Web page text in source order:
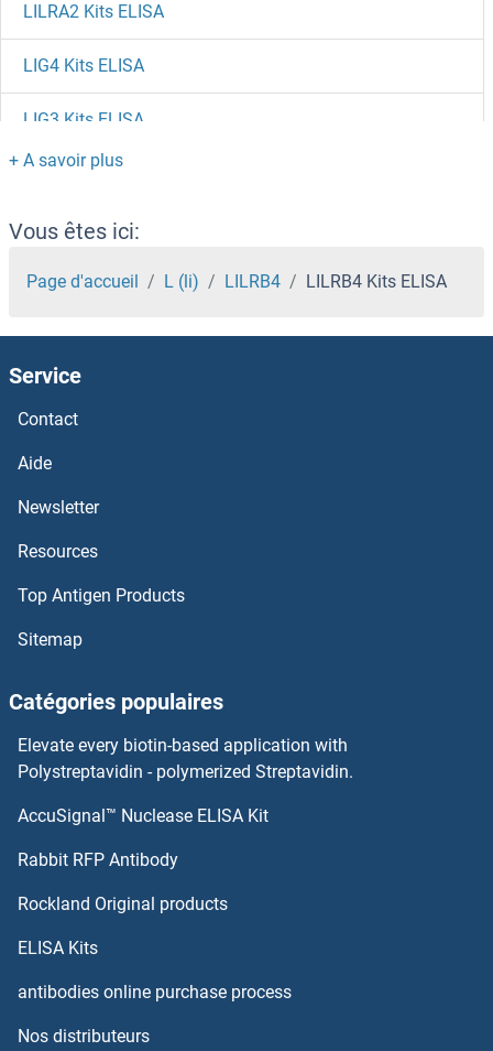
LILRA2 Kits ELISA
LIG4 Kits ELISA
LIG3 Kits ELISA
LIG1 Kits ELISA
LIFR Kits ELISA
LIF Kits ELISA
LIAS Kits ELISA
LHX9 Kits ELISA
LHX6 Kits ELISA
LHX5 Kits ELISA
LHX4 Kits ELISA
LHX2 Kits ELISA
LHX1 Kits ELISA
LHPP Kits ELISA
LIM Domain Kinase 1 Kits ELISA
LIMK2 Kits ELISA
Vous êtes ici:
Page d'accueil L (li) LILRB4 LILRB4 Kits ELISA
Service
Contact
Aide
Newsletter
Resources
Top Antigen Products
Sitemap
Catégories populaires
Elevate every biotin-based application with
Polystreptavidin - polymerized Streptavidin.
AccuSignal™ Nuclease ELISA Kit
Rabbit RFP Antibody
Rockland Original products
ELISA Kits
antibodies online purchase process
Nos distributeurs